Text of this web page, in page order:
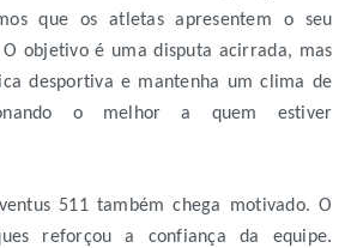
que os atletas apresentem o seu
objetivo é uma disputa acirrada, mas
desportiva e mantenha um clima de
o melhor a quem estiver
511 também chega motivado. O
reforçou a confiança da equipe.